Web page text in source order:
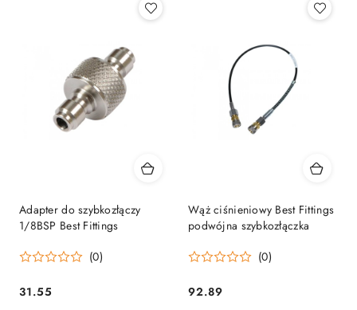
Adapter do szybkozłączy
1/8BSP Best Fittings
(0)
Cena:
31.55
Wąż ciśnieniowy Best Fittings
podwójna szybkozłączka
(0)
Cena:
92.89